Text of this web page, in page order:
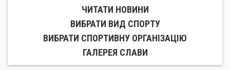
ЧИТАТИ НОВИНИ
ВИБРАТИ ВИД СПОРТУ
ВИБРАТИ СПОРТИВНУ ОРГАНIЗАЦIЮ
ГАЛЕРЕЯ СЛАВИ